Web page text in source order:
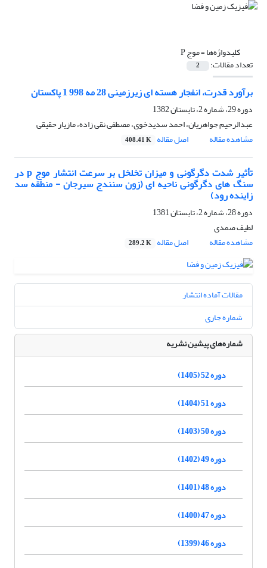
کلیدواژه‌ها =موج P
تعداد مقالات: 2
برآورد قدرت، انفجار هسته ای زیرزمینی 28 مه 998 1 پاکستان
دوره 29، شماره 2، تابستان 1382
عبدالرحیم جواهریان، احمد سدیدخوى، مصطفى نقى زاده، مازیار حقیقى
مشاهده مقاله
اصل مقاله 408.41 K
تأثیر شدت دگرگونی و میزان تخلخل بر سرعت انتشار موج p در
سنگ های دگرگونی ناحیه ای (زون سنندج سیرجان - منطقه سد
زاینده رود)
دوره 28، شماره 2، تابستان 1381
لطیف صمدى
مشاهده مقاله
اصل مقاله 289.2 K
مقالات آماده انتشار
شماره جاری
شماره‌های پیشین نشریه
دوره 52 (1405)
دوره 51 (1404)
دوره 50 (1403)
دوره 49 (1402)
دوره 48 (1401)
دوره 47 (1400)
دوره 46 (1399)